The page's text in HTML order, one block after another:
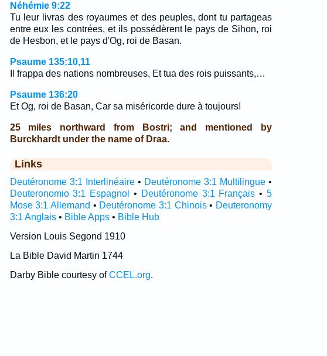
Néhémie 9:22
Tu leur livras des royaumes et des peuples, dont tu partageas
entre eux les contrées, et ils possédèrent le pays de Sihon, roi
de Hesbon, et le pays d'Og, roi de Basan.
Psaume 135:10,11
Il frappa des nations nombreuses, Et tua des rois puissants,…
Psaume 136:20
Et Og, roi de Basan, Car sa miséricorde dure à toujours!
25 miles northward from Bostri; and mentioned by
Burckhardt under the name of Draa.
Links
Deutéronome 3:1 Interlinéaire• Deutéronome 3:1 Multilingue•
Deuteronomio 3:1 Espagnol
• Deutéronome 3:1 Français • 5
Mose 3:1 Allemand • Deutéronome 3:1 Chinois• Deuteronomy
3:1 Anglais• Bible Apps• Bible Hub
Version Louis Segond 1910
La Bible David Martin 1744
Darby Bible courtesy ofCCEL.org.